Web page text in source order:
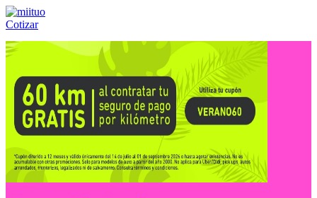
Cotizar
Llámanos al:(55) 84-21-05-00 ó